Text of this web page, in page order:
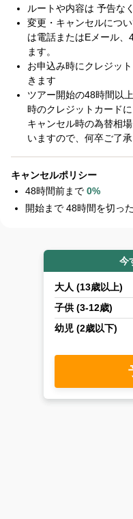
ルートや内容は 予告な
変更・キャンセルにつ
は電話またはEメール、
ます。
お申込み時にクレジッ
きます
ツアー開始の48時間以
時のクレジットカード
キャンセル時の為替相
いますので、何卒ご了
キャンセルポリシー
48時間前まで 0%
開始まで 48時間を切っ
今
大人 (13歳以上)
子供 (3-12歳)
幼児 (2歳以下)
KUALOA
RANCH
Navigator
よ